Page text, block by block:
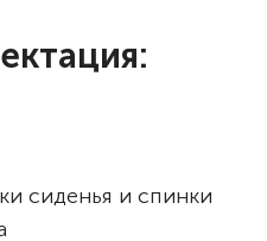
сиденья и спинки